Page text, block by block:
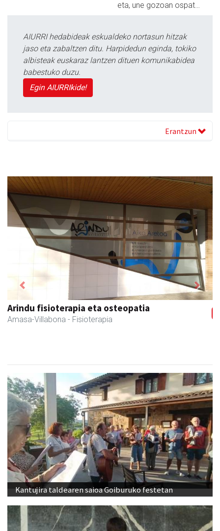
eta, une gozoan ospat…
AIURRI hedabideak eskualdeko nortasun hitzak
jaso eta zabaltzen ditu. Harpidedun eginda, tokiko
albisteak euskaraz lantzen dituen komunikabidea
babestuko duzu.
Egin AIURRIkide!
Erantzun
Arindu fisioterapia eta osteopatia
Amasa-Villabona - Fisioterapia
Previous Next
Kantujira taldearen saioa Goiburuko festetan